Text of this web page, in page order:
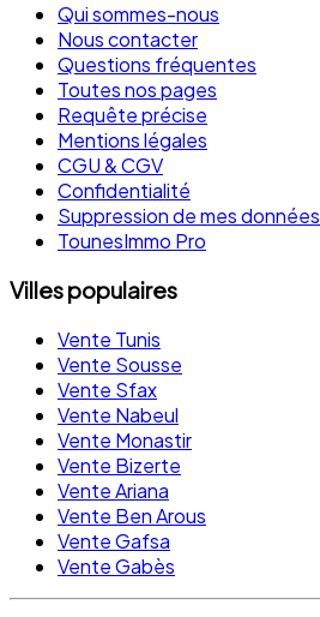
Qui sommes-nous
Nous contacter
Questions fréquentes
Toutes nos pages
Requête précise
Mentions légales
CGU & CGV
Confidentialité
Suppression de mes données
TounesImmo Pro
Villes populaires
Vente Tunis
Vente Sousse
Vente Sfax
Vente Nabeul
Vente Monastir
Vente Bizerte
Vente Ariana
Vente Ben Arous
Vente Gafsa
Vente Gabès